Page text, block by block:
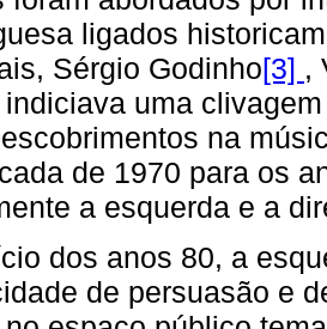
ligados
Sérgio Godinho[3] ,
indiciava uma
na
de 1970 para os
a esquerda e a
dos anos 80, a
de persuasão e